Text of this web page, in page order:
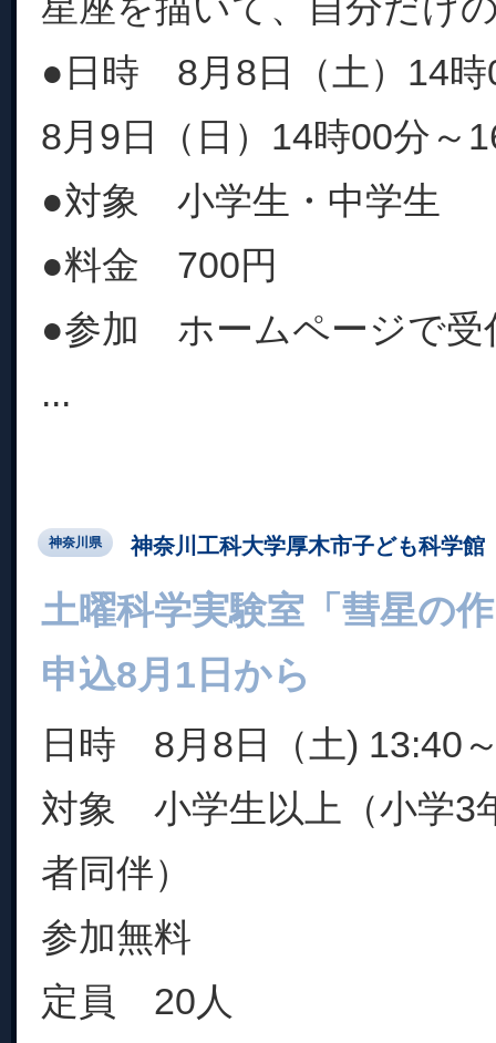
●日時 8月8日（土）14時
8月9日（日）14時00分～
●対象 小学生・中学生
●料金 700円
●参加 ホームページで受
...
神奈川県 神奈川工科大学厚木市子ども科学館
土曜科学実験室「彗星の
申込8月1日から
日時 8月8日（土) 13:40
対象 小学生以上（小学3
者同伴）
参加無料
定員 20人